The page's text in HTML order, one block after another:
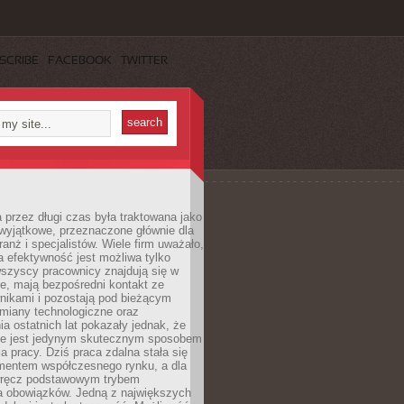
FACEBOOK TWITTER
przez długi czas była traktowana jako
przeznaczone głównie dla
i specjalistów. Wiele firm uważało,
efektywność jest możliwa tylko
pracownicy znajdują się w
mają bezpośredni kontakt ze
i pozostają pod bieżącym
technologiczne oraz
ostatnich lat pokazały jednak, że
jest jedynym skutecznym sposobem
pracy. Dziś praca zdalna stała się
współczesnego rynku, a dla
podstawowym trybem
obowiązków. Jedną z największych